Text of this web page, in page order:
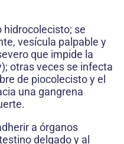
hidrocolecisto; se
vesícula palpable y
que impide la
otras veces se infecta
de piocolecisto y el
una gangrena
a órganos
delgado y al